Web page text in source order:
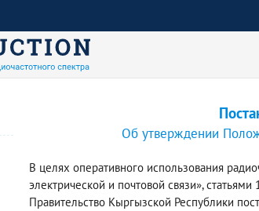
Об утверждении
В целях оперативного использования
электрической и почтовой связи»,
Правительство Кыргызской Республики